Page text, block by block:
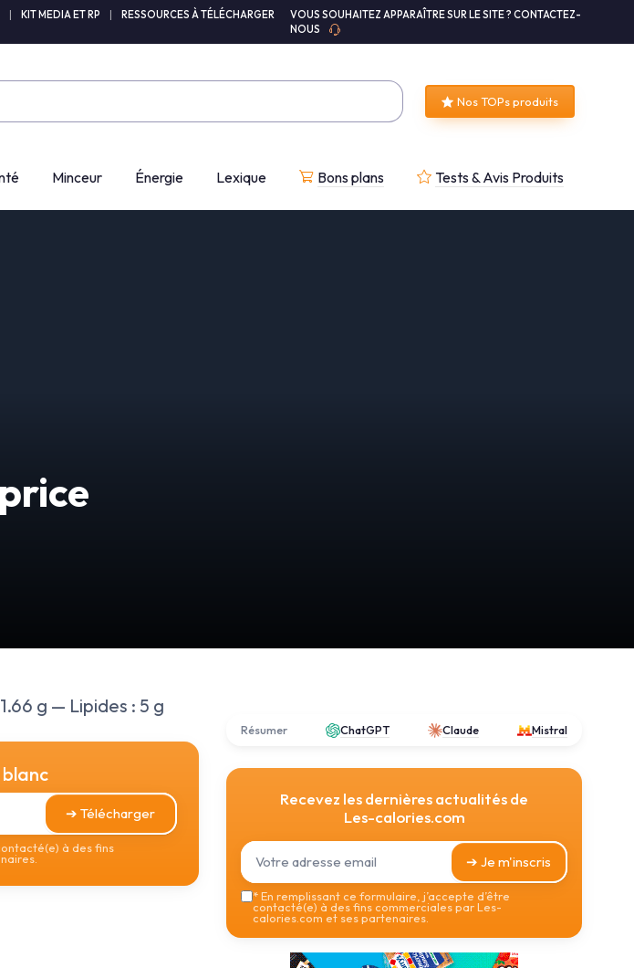
KIT MEDIA ET RP
RESSOURCES À TÉLÉCHARGER
VOUS SOUHAITEZ APPARAÎTRE SUR LE SITE ? CONTACTEZ-
NOUS
Nos TOPs produits
Minceur Énergie Lexique Bons plans Tests & Avis Produits
g — Lipides : 5 g
➔ Télécharger
à des fins
Résumer ChatGPT Claude Mistral
Recevez les dernières actualités de
Les-calories.com
➔ Je m'inscris
*En remplissant ce formulaire, j’accepte d’être
contacté(e) à des fins commerciales par Les-
calories.com et ses partenaires.